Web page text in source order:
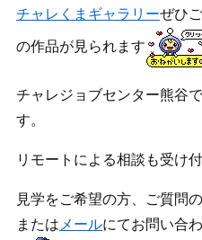
チャレくまギャラリーぜひ
の作品が見られます
チャレジョブセンター熊谷
す。
リモートによる相談も受け
見学をご希望の方、ご質問
または メールにてお問い合